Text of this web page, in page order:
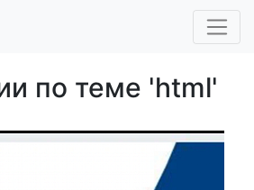
по теме 'html'